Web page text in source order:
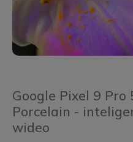
Google Pixel 9 Pro
Porcelain -
wideo